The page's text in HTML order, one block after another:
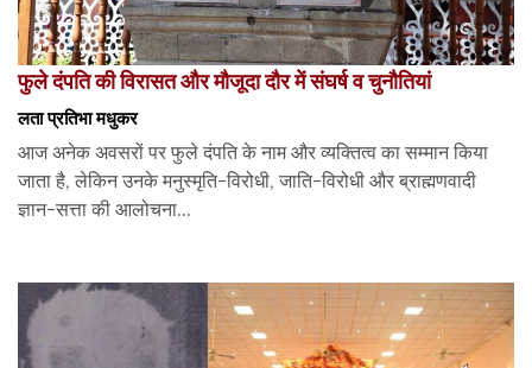
फुले दंपति की विरासत और मौजूदा दौर में संघर्ष व चुनौतियां
लता प्रतिभा मधुकर
आज अनेक अवसरों पर फुले दंपति के नाम और व्यक्तित्व का सम्मान किया
जाता है, लेकिन उनके मनुस्मृति-विरोधी, जाति-विरोधी और ब्राह्मणवादी
ज्ञान-सत्ता की आलोचना...